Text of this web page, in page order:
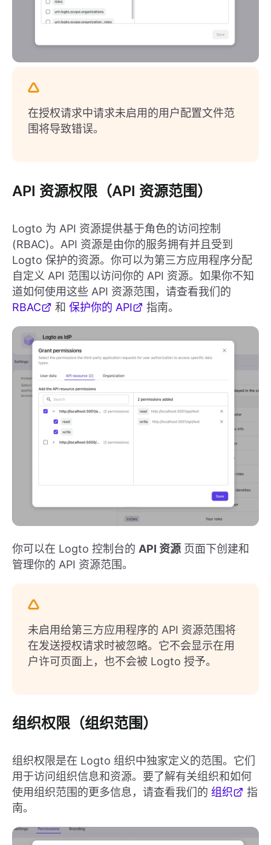
在授权请求中请求未启用的用户配置文件范
围将导致错误。
API 资源权限（API 资源范围）
Logto 为 API 资源提供基于角色的访问控制
(RBAC)。API 资源是由你的服务拥有并且受到
Logto 保护的资源。你可以为第三方应用程序分配
自定义 API 范围以访问你的 API 资源。如果你不知
道如何使用这些 API 资源范围，请查看我们的
RBAC
和 保护你的 API 指南。
你可以在 Logto 控制台的 API 资源 页面下创建和
管理你的 API 资源范围。
未启用给第三方应用程序的 API 资源范围将
在发送授权请求时被忽略。它不会显示在用
户许可页面上，也不会被 Logto 授予。
组织权限（组织范围）
组织权限是在 Logto 组织中独家定义的范围。它们
用于访问组织信息和资源。要了解有关组织和如何
使用组织范围的更多信息，请查看我们的 组织
指
南。